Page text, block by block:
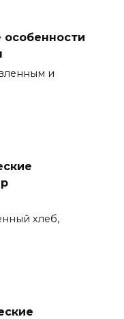
особенности
и
хлеб,